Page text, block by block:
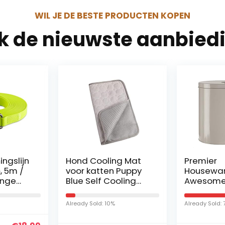
WIL JE DE BESTE PRODUCTEN KOPEN
de nieuwste
5m /
voor
Hond Cooling Mat
voor katten Puppy
Blue Self Cooling
Pad Autostoeltjes
Bedden in de zomer
Already Sold: 10%
Premier
verzinkt
Already Sold: